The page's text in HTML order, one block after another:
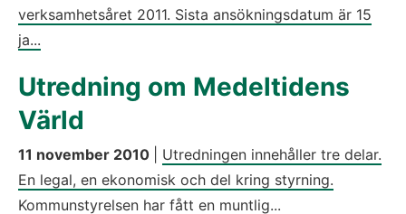
verksamhetsåret 2011. Sista ansökningsdatum är 15
ja...
Utredning om Medeltidens
Värld
11 november 2010
Utredningen innehåller tre delar.
En legal, en ekonomisk och del kring styrning.
Kommunstyrelsen har fått en muntlig...